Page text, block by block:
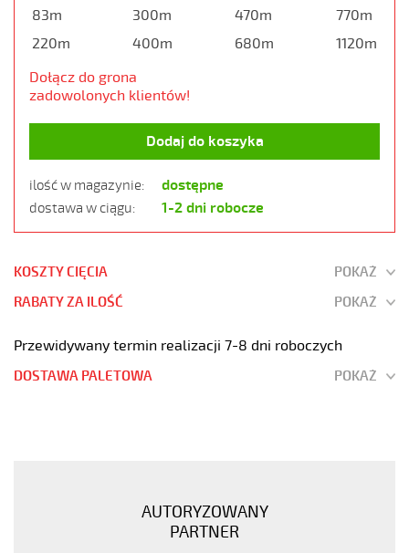
83m
220m
300m
400m
470m
680m
770m
1120m
Dołącz do grona
zadowolonych klientów!
Dodaj do koszyka
ilość w magazynie: dostępne
dostawa w ciągu: 1-2 dni robocze
KOSZTY CIĘCIA
POKAŻ
RABATY ZA ILOŚĆ
POKAŻ
Przewidywany termin realizacji 7-8 dni roboczych
DOSTAWA PALETOWA POKAŻ
AUTORYZOWANY
PARTNER